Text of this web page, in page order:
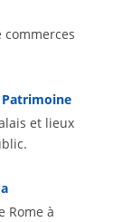
commerces
et lieux
Rome à